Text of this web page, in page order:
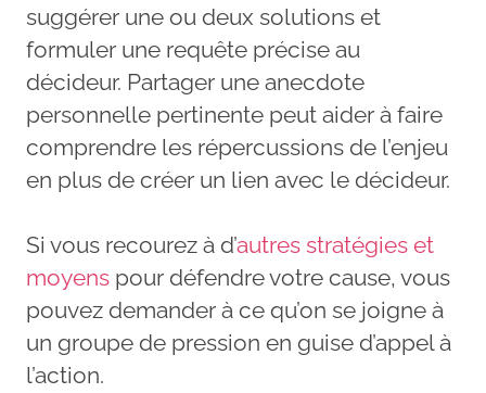
suggérer une ou deux solutions et
formuler une requête précise au
décideur. Partager une anecdote
personnelle pertinente peut aider à faire
comprendre les répercussions de l’enjeu
en plus de créer un lien avec le décideur.
Si vous recourez à d’autres stratégies et
moyens pour défendre votre cause, vous
pouvez demander à ce qu’on se joigne à
un groupe de pression en guise d’appel à
l’action.